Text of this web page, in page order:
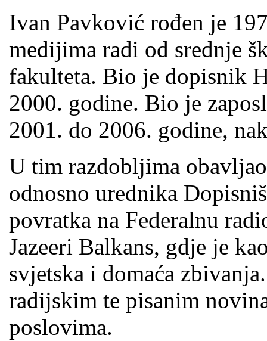
Ivan Pavković rođen je
medijima radi od srednje
fakulteta. Bio je dopisnik
2000. godine. Bio je
2001. do 2006. godine,
U tim razdobljima
odnosno urednika
povratka na Federalnu
Jazeeri Balkans, gdje je
svjetska i domaća
radijskim te pisanim
poslovima.